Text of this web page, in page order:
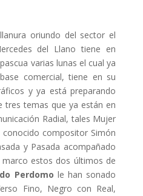
oriundo del sector el
del Llano tiene en
varias lunas el cual ya
comercial, tiene en su
y ya está preparando
temas que ya están en
Radial, tales Mujer
compositor Simón
y Pasada acompañado
estos dos últimos de
Perdomo le han sonado
Fino, Negro con Real,